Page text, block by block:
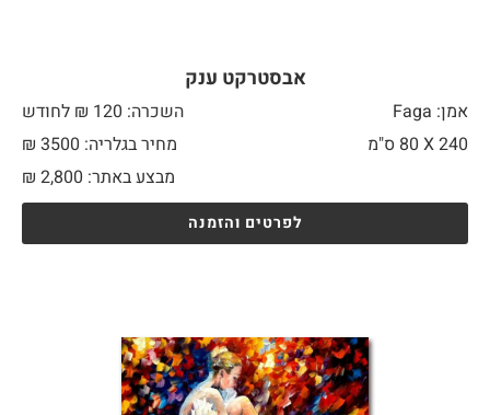
אבסטרקט ענק
אמן: Faga
השכרה: 120 ₪ לחודש
240 X
מחיר בגלריה: 3500 ₪
מבצע באתר:
₪ 2,800
לפרטים והזמנה